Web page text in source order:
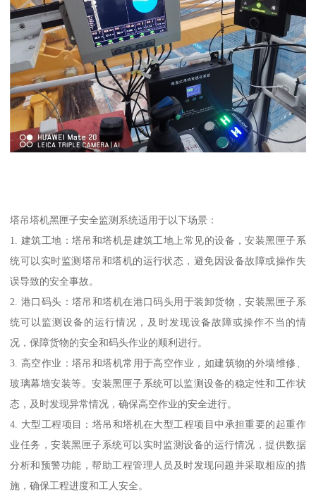
塔吊塔机黑匣子安全监测系统适用于以下场景：
1. 建筑工地：塔吊和塔机是建筑工地上常见的设备，安装黑匣子系
统可以实时监测塔吊和塔机的运行状态，避免因设备故障或操作失
误导致的安全事故。
2. 港口码头：塔吊和塔机在港口码头用于装卸货物，安装黑匣子系
统可以监测设备的运行情况，及时发现设备故障或操作不当的情
况，保障货物的安全和码头作业的顺利进行。
3. 高空作业：塔吊和塔机常用于高空作业，如建筑物的外墙维修、
玻璃幕墙安装等。安装黑匣子系统可以监测设备的稳定性和工作状
态，及时发现异常情况，确保高空作业的安全进行。
4. 大型工程项目：塔吊和塔机在大型工程项目中承担重要的起重作
业任务，安装黑匣子系统可以实时监测设备的运行情况，提供数据
分析和预警功能，帮助工程管理人员及时发现问题并采取相应的措
施，确保工程进度和工人安全。